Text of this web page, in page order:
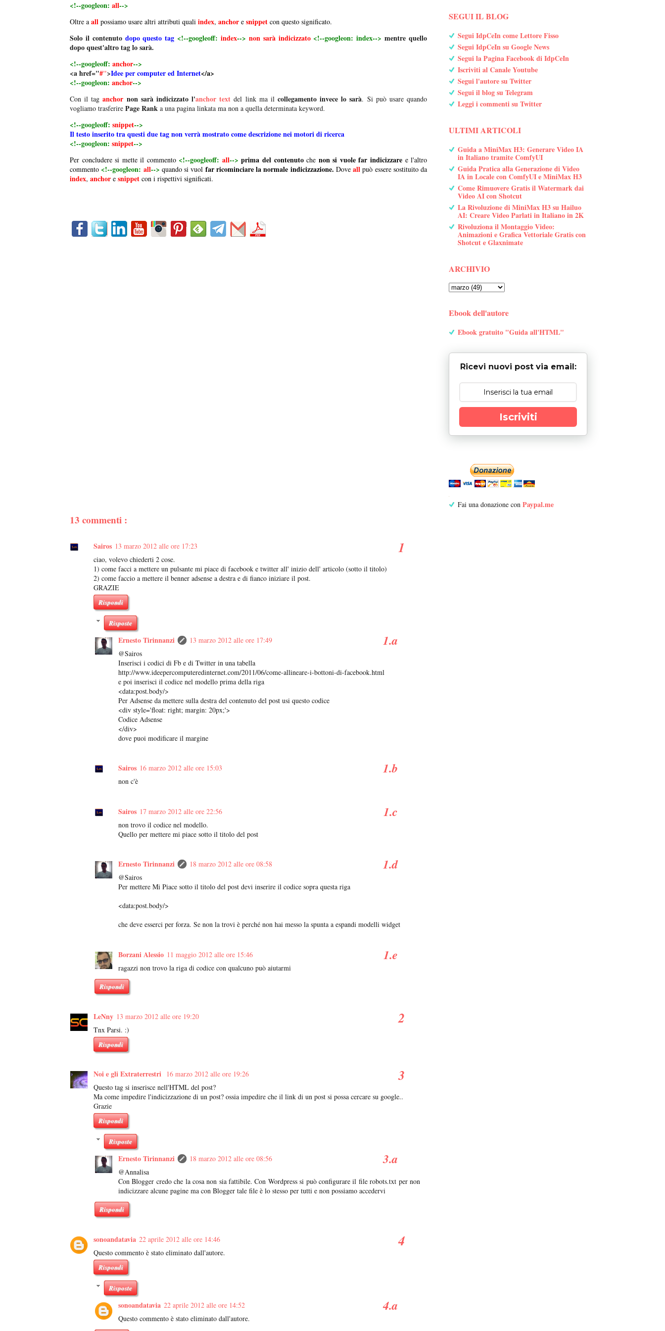
<!--googleon: all-->
Oltre a all possiamo usare altri attributi quali index, anchor e snippet con questo significato.
Solo il contenuto dopo questo tag <!--googleoff:index--> non sarà indicizzato <!--googleon: index--> mentre quello
dopo quest'altro tag lo sarà.
<!--googleoff: anchor-->
<a href="#">Idee per computer ed Internet</a>
<!--googleon: anchor-->
Con il taganchor non sarà indicizzato l'anchor text del link ma il collegamento invece lo sarà. Si può usare quando
vogliamo trasferire Page Rank a una pagina linkata ma non a quella determinata keyword.
<!--googleoff: snippet-->
Il testo inserito tra questi due tag non verrà mostrato come descrizione nei motori di ricerca
<!--googleon: snippet-->
Per concludere si mette il commento <!--googleoff: all-->prima del contenutoche non si vuole far indicizzaree l'altro
commento <!--googleon: all--> quando si vuol far ricominciare la normale indicizzazione. Doveall può essere sostituito da
index, anchor e snippet con i rispettivi significati.
13 commenti :
Sairos 13 marzo 2012 alle ore 17:23
ciao, volevo chiederti 2 cose.
1) come facci a mettere un pulsante mi piace di facebook e twitter all' inizio dell' articolo (sotto il titolo)
2) come faccio a mettere il benner adsense a destra e di fianco iniziare il post.
GRAZIE
Rispondi
Risposte
Ernesto Tirinnanzi
13 marzo 2012 alle ore 17:49
@Sairos
Inserisci i codici di Fb e di Twitter in una tabella
http://www.ideepercomputeredinternet.com/2011/06/come-allineare-i-bottoni-di-facebook.html
e poi inserisci il codice nel modello prima della riga
<data:post.body/>
Per Adsense da mettere sulla destra del contenuto del post usi questo codice
<div style='float: right; margin: 20px;'>
Codice Adsense
</div>
dove puoi modificare il margine
Sairos 16 marzo 2012 alle ore 15:03
non c'è
Sairos 17 marzo 2012 alle ore 22:56
non trovo il codice nel modello.
Quello per mettere mi piace sotto il titolo del post
Ernesto Tirinnanzi
18 marzo 2012 alle ore 08:58
@Sairos
Per mettere Mi Piace sotto il titolo del post devi inserire il codice sopra questa riga
<data:post.body/>
che deve esserci per forza. Se non la trovi è perché non hai messo la spunta a espandi modelli widget
Borzani Alessio 11 maggio 2012 alle ore 15:46
ragazzi non trovo la riga di codice con qualcuno può aiutarmi
Rispondi
LeNny 13 marzo 2012 alle ore 19:20
Tnx Parsi. :)
Rispondi
Noi e gli Extraterrestri
16 marzo 2012 alle ore 19:26
Questo tag si inserisce nell'HTML del post?
Ma come impedire l'indicizzazione di un post? ossia impedire che il link di un post si possa cercare su google..
Grazie
Rispondi
Risposte
Ernesto Tirinnanzi
18 marzo 2012 alle ore 08:56
@Annalisa
Con Blogger credo che la cosa non sia fattibile. Con Wordpress si può configurare il file robots.txt per non
indicizzare alcune pagine ma con Blogger tale file è lo stesso per tutti e non possiamo accedervi
Rispondi
sonoandatavia 22 aprile 2012 alle ore 14:46
Questo commento è stato eliminato dall'autore.
Rispondi
Risposte
sonoandatavia 22 aprile 2012 alle ore 14:52
Questo commento è stato eliminato dall'autore.
SEGUI IL BLOG
Segui IdpCeIn come Lettore Fisso
Segui IdpCeIn su Google News
Segui la Pagina Facebook di IdpCeIn
Iscriviti al Canale Youtube
Segui l'autore su Twitter
Segui il blog su Telegram
Leggi i commenti su Twitter
ULTIMI ARTICOLI
Guida a MiniMax H3: Generare Video IA
in Italiano tramite ComfyUI
Guida Pratica alla Generazione di Video
IA in Locale con ComfyUI e MiniMax H3
Come Rimuovere Gratis il Watermark dai
Video AI con Shotcut
La Rivoluzione di MiniMax H3 su Hailuo
AI: Creare Video Parlati in Italiano in 2K
Rivoluziona il Montaggio Video:
Animazioni e Grafica Vettoriale Gratis con
Shotcut e Glaxnimate
ARCHIVIO
Ebook dell'autore
Ebook gratuito "Guida all'HTML"
Ricevi nuovi post via email:
Iscriviti
Fai una donazione con Paypal.me